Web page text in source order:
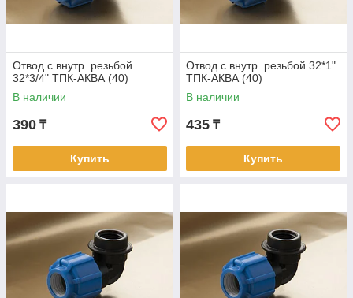
Отвод с внутр. резьбой
32*3/4" ТПК-АКВА (40)
В наличии
390 ₸
Купить
Отвод с внутр. резьбой 32*1"
ТПК-АКВА (40)
В наличии
435 ₸
Купить